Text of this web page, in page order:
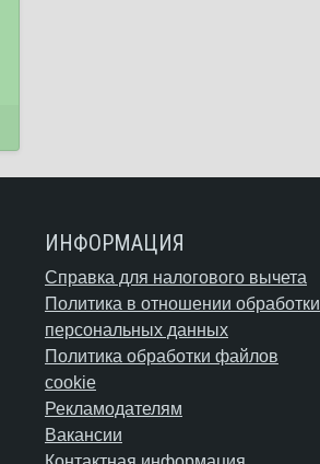
ИНФОРМАЦИЯ
Справка для налогового вычета
Политика в отношении обработки
персональных данных
Политика обработки файлов
cookie
Рекламодателям
Вакансии